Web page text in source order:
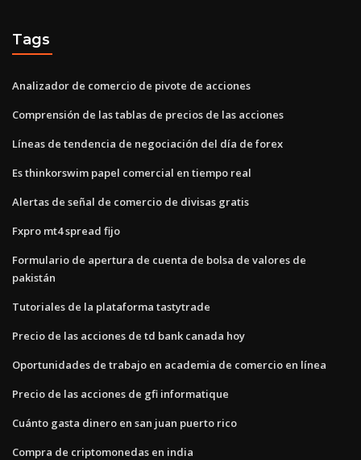
Tags
Analizador de comercio de pivote de acciones
Comprensión de las tablas de precios de las acciones
Líneas de tendencia de negociación del día de forex
Es thinkorswim papel comercial en tiempo real
Alertas de señal de comercio de divisas gratis
Fxpro mt4 spread fijo
Formulario de apertura de cuenta de bolsa de valores de
pakistán
Tutoriales de la plataforma tastytrade
Precio de las acciones de td bank canada hoy
Oportunidades de trabajo en academia de comercio en línea
Precio de las acciones de gfi informatique
Cuánto gasta dinero en san juan puerto rico
Compra de criptomonedas en india